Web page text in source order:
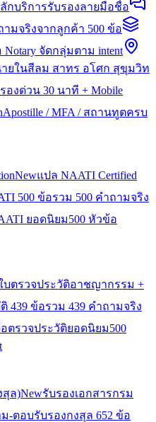
กบริการรับรองลายมือชื่อ
ามจริงจากลูกค้า 500 ข้อ
Notary จัดกลุ่มตาม intent
ยในสีลม สาทร อโศก สุขุมวิท
องด่วน 30 นาที + Mobile
Apostille / MFA / สถานทูตครบ
Newแปล NAATI Certified
500 ข้อรวม 500 คำถามจริง
ยอดนิยม500 หัวข้อ
บตรวจประวัติอาชญากรรม +
439 ข้อรวม 439 คำถามจริง
ตรวจประวัติยอดนิยม500
สุล)Newรับรองเอกสารกรม
-ตอบรับรองกงสุล 652 ข้อ